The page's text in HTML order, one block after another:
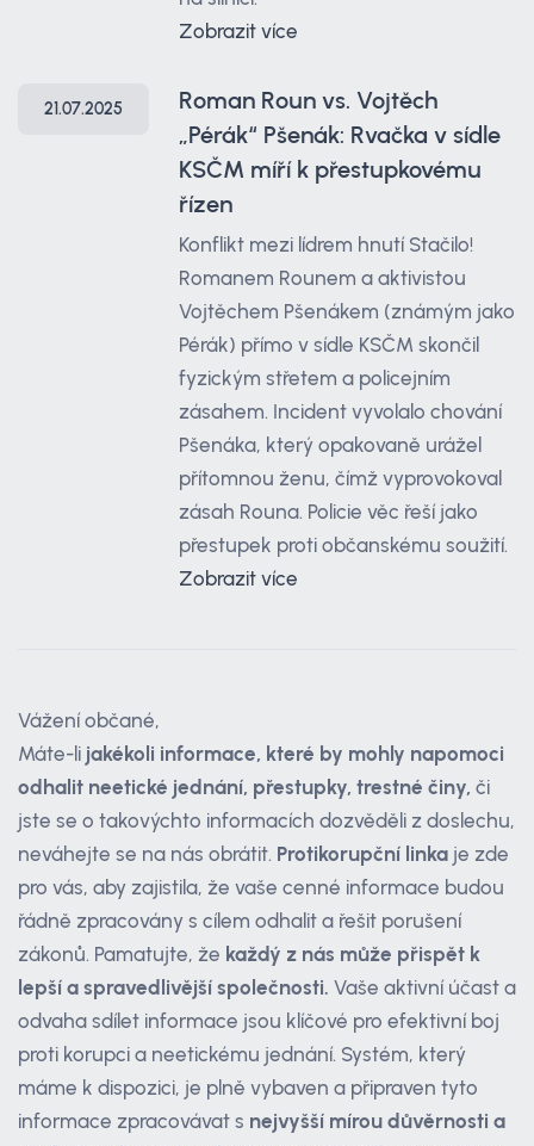
Zobrazit více
21.07.2025
Roman Roun vs. Vojtěch
„Pérák“ Pšenák: Rvačka v sídle
KSČM míří k přestupkovému
řízen
Konflikt mezi lídrem hnutí Stačilo!
Romanem Rounem a aktivistou
Vojtěchem Pšenákem (známým jako
Pérák) přímo v sídle KSČM skončil
fyzickým střetem a policejním
zásahem. Incident vyvolalo chování
Pšenáka, který opakovaně urážel
přítomnou ženu, čímž vyprovokoval
zásah Rouna. Policie věc řeší jako
přestupek proti občanskému soužití.
Zobrazit více
Vážení občané,
Máte-li jakékoli informace, které by mohly napomoci
odhalit neetické jednání, přestupky, trestné činy, či
jste se o takovýchto informacích dozvěděli z doslechu,
neváhejte se na nás obrátit. Protikorupční linka je zde
pro vás, aby zajistila, že vaše cenné informace budou
řádně zpracovány s cílem odhalit a řešit porušení
zákonů. Pamatujte, že každý z nás může přispět k
lepší a spravedlivější společnosti. Vaše aktivní účast a
odvaha sdílet informace jsou klíčové pro efektivní boj
proti korupci a neetickému jednání. Systém, který
máme k dispozici, je plně vybaven a připraven tyto
informace zpracovávat s nejvyšší mírou důvěrnosti a